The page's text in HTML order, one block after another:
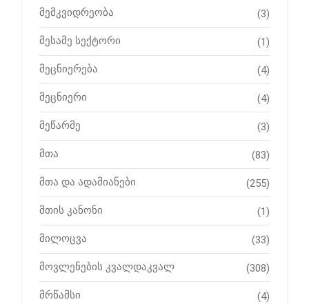
მემკვიდრეობა (3)
მესამე სექტორი (1)
მეცნიერება (4)
მეცნიერი (4)
მეწარმე (3)
მთა (83)
მთა და ადამიანები (255)
მთის კანონი (1)
მილოცვა (33)
მოვლენების კვალდაკვალ (308)
მრწამსი (4)